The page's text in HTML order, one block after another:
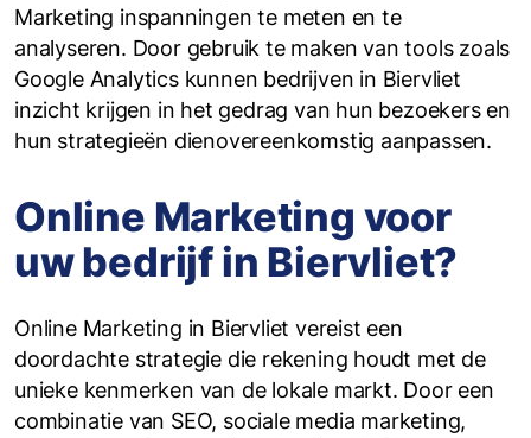
Marketing inspanningen te meten en te
analyseren. Door gebruik te maken van tools zoals
Google Analytics kunnen bedrijven in Biervliet
inzicht krijgen in het gedrag van hun bezoekers en
hun strategieën dienovereenkomstig aanpassen.
Online Marketing voor
uw bedrijf in Biervliet?
Online Marketing in Biervliet vereist een
doordachte strategie die rekening houdt met de
unieke kenmerken van de lokale markt. Door een
combinatie van SEO, sociale media marketing,